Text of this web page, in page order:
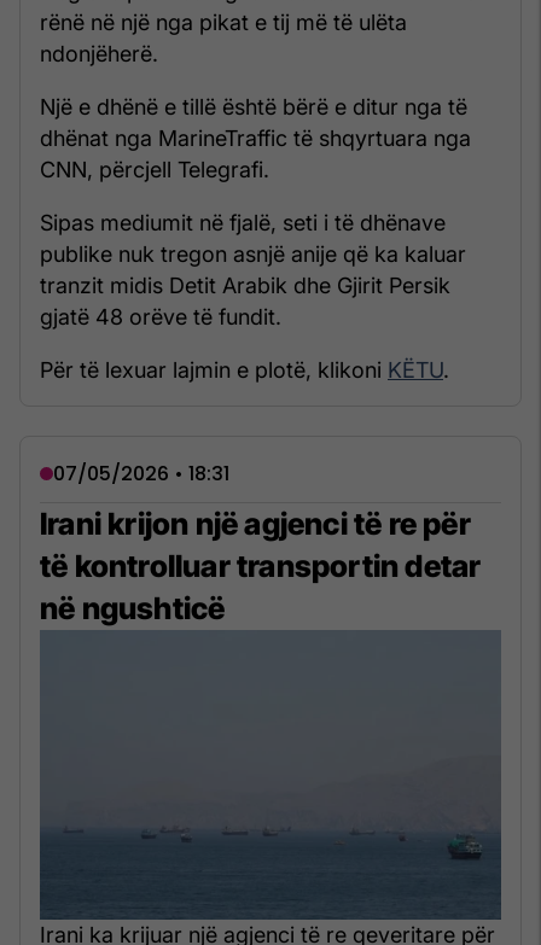
rënë në një nga pikat e tij më të ulëta
ndonjëherë.
Një e dhënë e tillë është bërë e ditur nga të
dhënat nga MarineTraffic të shqyrtuara nga
CNN, përcjell Telegrafi.
Sipas mediumit në fjalë, seti i të dhënave
publike nuk tregon asnjë anije që ka kaluar
tranzit midis Detit Arabik dhe Gjirit Persik
gjatë 48 orëve të fundit.
Për të lexuar lajmin e plotë, klikoni KËTU.
07/05/2026 • 18:31
Irani krijon një agjenci të re për
të kontrolluar transportin detar
në ngushticë
Irani ka krijuar një agjenci të re qeveritare për